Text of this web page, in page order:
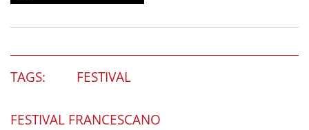
TAGS: FESTIVAL
FESTIVAL FRANCESCANO